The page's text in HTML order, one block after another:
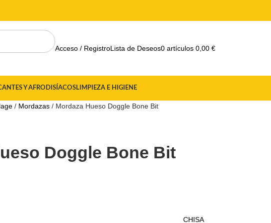
Acceso / RegistroLista de Deseos0 artículos 0,00 €
Y AFRODISÍACOSLIMPIEZA E HIGIENE
Mordazas Mordaza Hueso Doggle Bone Bit
Doggle Bone Bit
CHISA